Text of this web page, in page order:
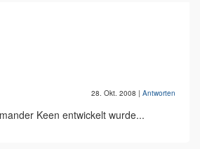
28. Okt. 2008 | Antworten
Keen entwickelt wurde...